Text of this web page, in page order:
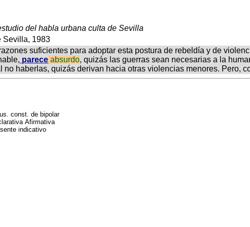
del habla urbana culta de Sevilla
Sevilla, 1983
suficientes para adoptar esta postura de rebeldía y de
parece absurdo, quizás las guerras sean necesarias a la
haberlas, quizás derivan hacia otras violencias menores. Pero,
const. de bipolar
Afirmativa
indicativo